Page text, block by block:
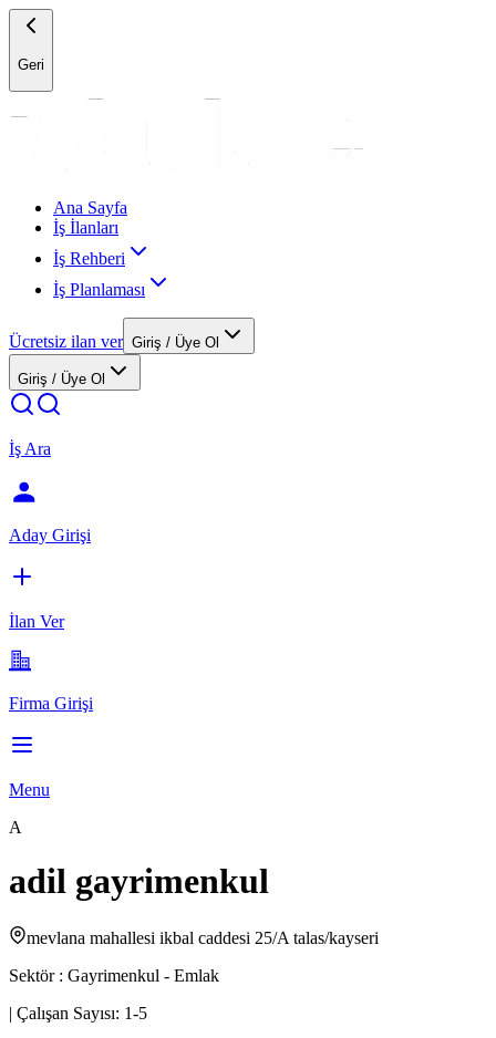
Geri
Ana Sayfa
İş İlanları
İş Rehberi
İş Planlaması
Ücretsiz ilan ver Giriş / Üye Ol
Giriş / Üye Ol
İş Ara
Aday Girişi
İlan Ver
Firma Girişi
Menu
A
adil gayrimenkul
mevlana mahallesi ikbal caddesi 25/A talas/kayseri
Sektör : Gayrimenkul - Emlak
| Çalışan Sayısı: 1-5